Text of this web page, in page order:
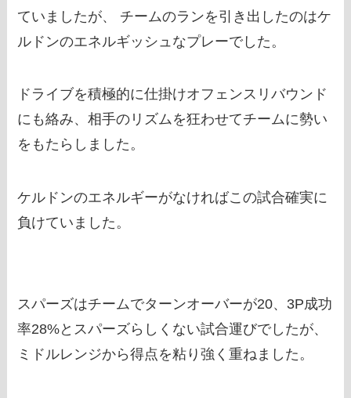
ていましたが、 チームのランを引き出したのはケ
ルドンのエネルギッシュなプレーでした。
ドライブを積極的に仕掛けオフェンスリバウンド
にも絡み、相手のリズムを狂わせてチームに勢い
をもたらしました。
ケルドンのエネルギーがなければこの試合確実に
負けていました。
スパーズはチームでターンオーバーが20、3P成功
率28%とスパーズらしくない試合運びでしたが、
ミドルレンジから得点を粘り強く重ねました。